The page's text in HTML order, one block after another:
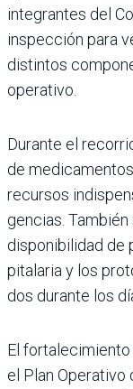
integrantes del
inspección para
distintos
operativo.
Durante el
de
recursos
gencias.
disponibilidad de
pitalaria y los
dos durante los
El
el Plan Operativo